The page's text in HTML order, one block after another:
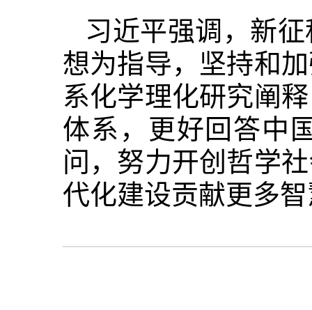
习近平强调，新
想为指导，坚持和
系化学理化研究阐
体系，更好回答中
问，努力开创哲学
代化建设贡献更多